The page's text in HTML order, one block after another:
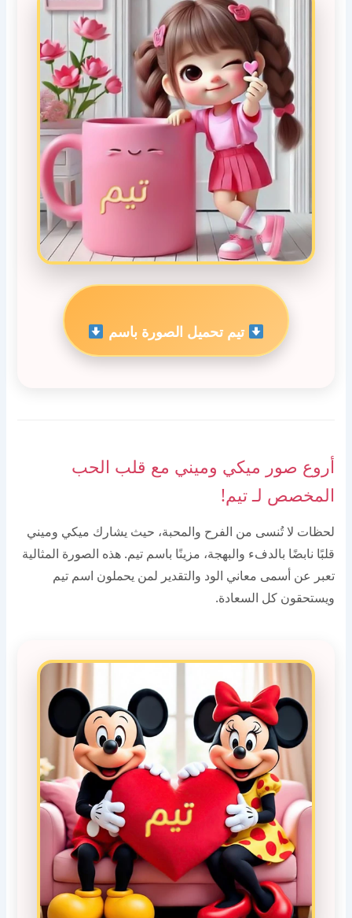
تيم تحميل الصورة باسم
أروع صور ميكي وميني مع قلب الحب
المخصص لـ تيم!
لحظات لا تُنسى من الفرح والمحبة، حيث يشارك ميكي وميني
قلبًا نابضًا بالدفء والبهجة، مزينًا باسم تيم. هذه الصورة المثالية
تعبر عن أسمى معاني الود والتقدير لمن يحملون اسم تيم
ويستحقون كل السعادة.